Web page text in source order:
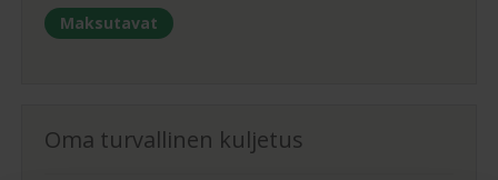
Maksutavat
Oma turvallinen kuljetus